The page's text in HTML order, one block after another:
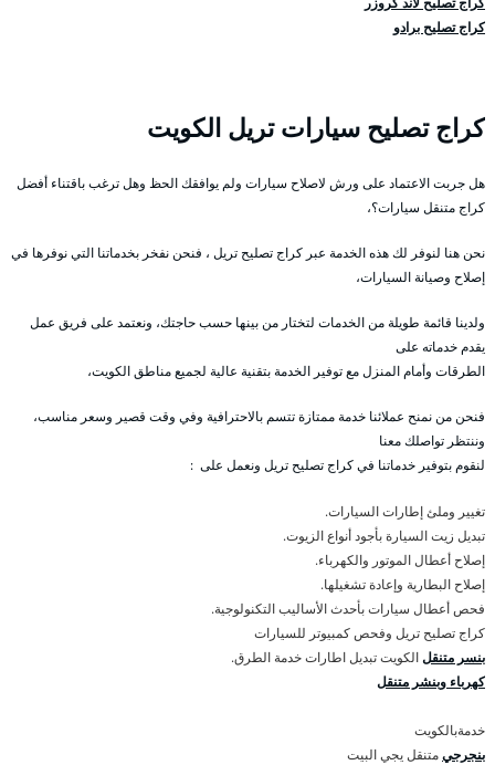
كراج تصليح برادو
كراج تصليح سيارات تريل الكويت
هل جربت الاعتماد على ورش لاصلاح سيارات ولم يوافقك الحظ وهل ترغب باقتناء أفضل
كراج متنقل سيارات؟،
نحن هنا لنوفر لك هذه الخدمة عبر كراج تصليح تريل ، فنحن نفخر بخدماتنا التي نوفرها في
إصلاح وصيانة السيارات،
ولدينا قائمة طويلة من الخدمات لتختار من بينها حسب حاجتك، ونعتمد على فريق عمل
يقدم خدماته على
الطرقات وأمام المنزل مع توفير الخدمة بتقنية عالية لجميع مناطق الكويت،
فنحن من نمنح عملائنا خدمة ممتازة تتسم بالاحترافية وفي وقت قصير وسعر مناسب،
وننتظر تواصلك معنا
لنقوم بتوفير خدماتنا في كراج تصليح تريل ونعمل على :
تغيير وملئ إطارات السيارات.
تبديل زيت السيارة بأجود أنواع الزيوت.
إصلاح أعطال الموتور والكهرباء.
إصلاح البطارية وإعادة تشغيلها.
فحص أعطال سيارات بأحدث الأساليب التكنولوجية.
كراج تصليح تريل وفحص كمبيوتر للسيارات
بنسر متنقلالكويت تبديل اطارات خدمة الطرق.
كهرباء وبنشر متنقل
خدمةبالكويت
بنجرجيمتنقل يجي البيت